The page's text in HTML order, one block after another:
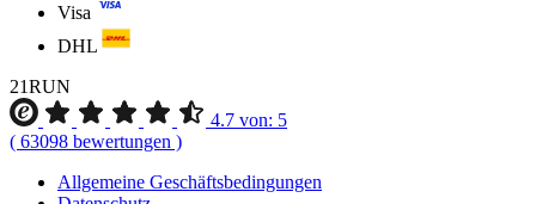
Visa
DHL
21RUN
4.7 von: 5
( 63098 bewertungen )
Allgemeine Geschäftsbedingungen